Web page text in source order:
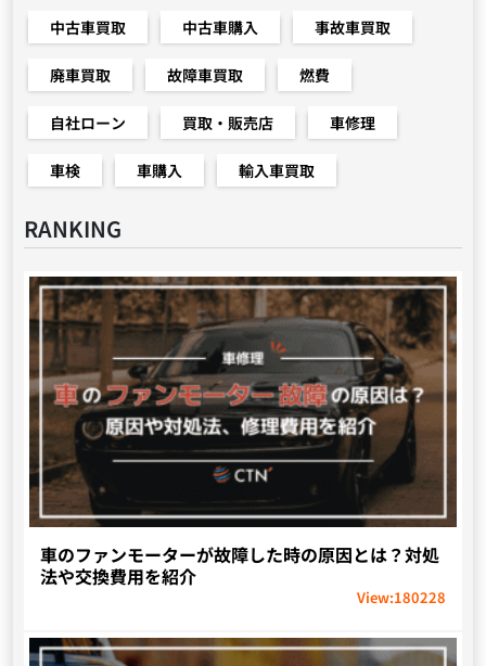
中古車買取 中古車購入 事故車買取
廃車買取 故障車買取 燃費
自社ローン 買取・販売店 車修理
車検 車購入 輸入車買取
RANKING
車のファンモーターが故障した時の原因とは？対処
法や交換費用を紹介
View:180228